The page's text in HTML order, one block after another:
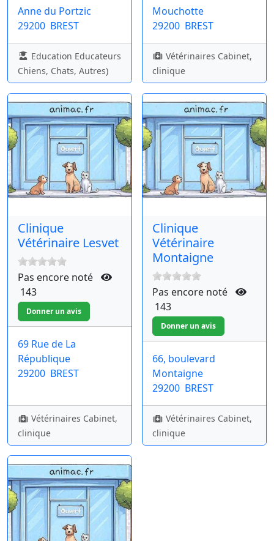
Anne du Portzic
29200 BREST
Education Educateurs
Chiens, Chats, Autres)
Mouchotte
29200 BREST
Vétérinaires Cabinet,
clinique
Clinique
Vétérinaire Lesvet
Pas encore noté
143
69 Rue de La
République
29200 BREST
Vétérinaires Cabinet,
clinique
Clinique
Vétérinaire
Montaigne
Pas encore noté
143
66, boulevard
Montaigne
29200 BREST
Vétérinaires Cabinet,
clinique